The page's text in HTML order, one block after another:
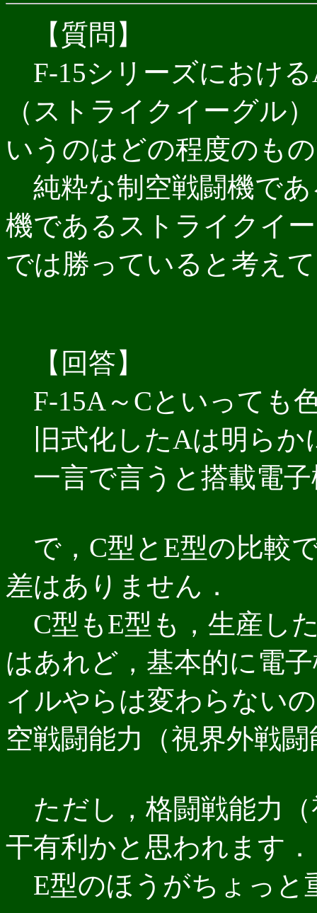
【質問】
F-15シリーズにおけ
（ストライクイーグル
いうのはどの程度のも
純粋な制空戦闘機であ
機であるストライクイ
では勝っていると考え
【回答】
F-15A～Cといっても
旧式化したAは明らか
一言で言うと搭載電
で，C型とE型の比較
差はありません．
C型もE型も，生産し
はあれど，基本的に電
イルやらは変わらない
空戦闘能力（視界外戦
ただし，格闘戦能力（
干有利かと思われます．
E型のほうがちょっと